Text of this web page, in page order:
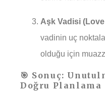
Aşk Vadisi
vadinin uç
olduğu için
🎯 Sonuç:
Doğru Planlama